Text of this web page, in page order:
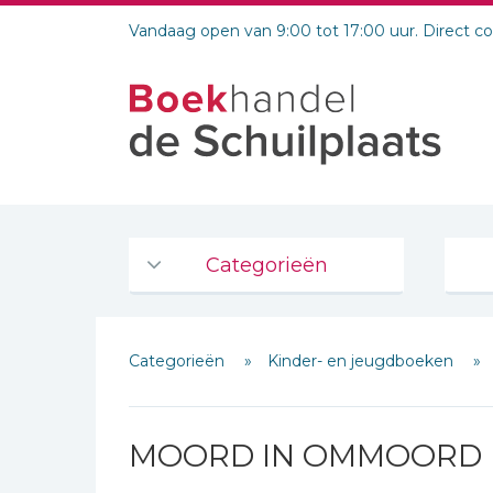
Vandaag open van 9:00 tot 17:00 uur. Direct
Categorieën
De Bijbel
Bijbelse Dagboeken 2026
Bijbelstudie groepen
Categorieën Kinder- en jeugdboeken
MOORD IN OMMOORD